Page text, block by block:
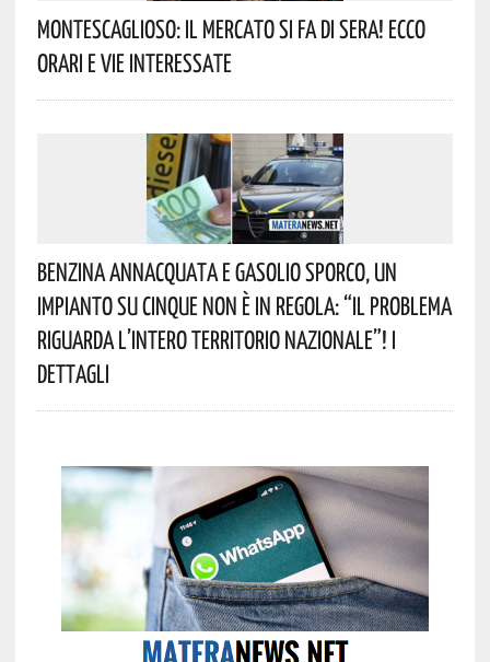
Montescaglioso: Il Mercato Si Fa Di Sera! Ecco
Orari E Vie Interessate
Benzina Annacquata E Gasolio Sporco, Un
Impianto Su Cinque Non È In Regola: “il Problema
Riguarda L’intero Territorio Nazionale”! I
Dettagli